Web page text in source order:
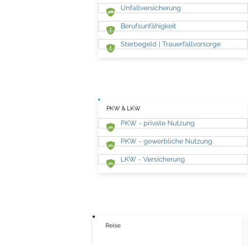
Unfallversicherung
Berufsunfähigkeit
Sterbegeld | Trauerfallvorsorge
PKW & LKW
PKW - private Nutzung
PKW - gewerbliche Nutzung
LKW - Versicherung
Reise